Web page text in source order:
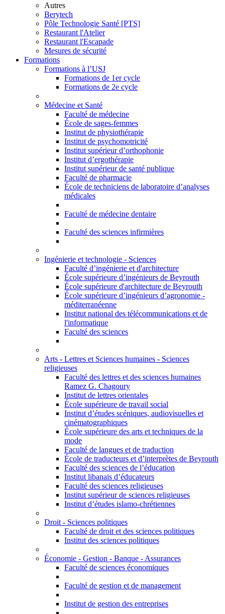
Autres
Berytech
Pôle Technologie Santé [PTS]
Restaurant l'Atelier
Restaurant l'Escapade
Mesures de sécurité
Formations
Formations à l’USJ
Formations de 1er cycle
Formations de 2e cycle
Médecine et Santé
Faculté de médecine
École de sages-femmes
Institut de physiothérapie
Institut de psychomotricité
Institut supérieur d’orthophonie
Institut d’ergothérapie
Institut supérieur de santé publique
Faculté de pharmacie
École de techniciens de laboratoire d’analyses
médicales
Faculté de médecine dentaire
Faculté des sciences infirmières
Ingénierie et technologie - Sciences
Faculté d’ingénierie et d'architecture
École supérieure d’ingénieurs de Beyrouth
École supérieure d'architecture de Beyrouth
École supérieure d’ingénieurs d’agronomie -
méditerranéenne
Institut national des télécommunications et de
l'informatique
Faculté des sciences
Arts - Lettres et Sciences humaines - Sciences
religieuses
Faculté des lettres et des sciences humaines
Ramez G. Chagoury
Institut de lettres orientales
École supérieure de travail social
Institut d’études scéniques, audiovisuelles et
cinématographiques
École supérieure des arts et techniques de la
mode
Faculté de langues et de traduction
École de traducteurs et d’interprètes de Beyrouth
Faculté des sciences de l’éducation
Institut libanais d’éducateurs
Faculté des sciences religieuses
Institut supérieur de sciences religieuses
Institut d’études islamo-chrétiennes
Droit - Sciences politiques
Faculté de droit et des sciences politiques
Institut des sciences politiques
Économie - Gestion - Banque - Assurances
Faculté de sciences économiques
Faculté de gestion et de management
Institut de gestion des entreprises